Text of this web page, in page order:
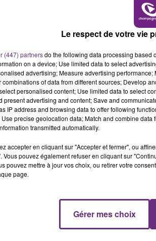
LA POP
blattes au niveau
du personnel
présence d'allergènes à
cet apres midi de vendre
de la police, sont donc
non-respect, s’expose à deux
que l’établissement sera aux
FM
19h15 - 20h00
LA RADIO
Le respect de votre vie
(447) partnersdo the following data processing based
on a device; Use limited data to select
advertising; Measure advertising
combinations of data from different sources; Develop
personalised content; Use limited data to select
present advertising and content; Save and
IP address and browsing data to offer following
precise geolocation data; Match and combine
transmitted automatically.
accepter en cliquant sur "Accepter et fermer", ou
Vous pouvez également refuser en cliquant sur
pouvez mettre à jour vos choix, ou retirer votre
page.
Gérer mes choix